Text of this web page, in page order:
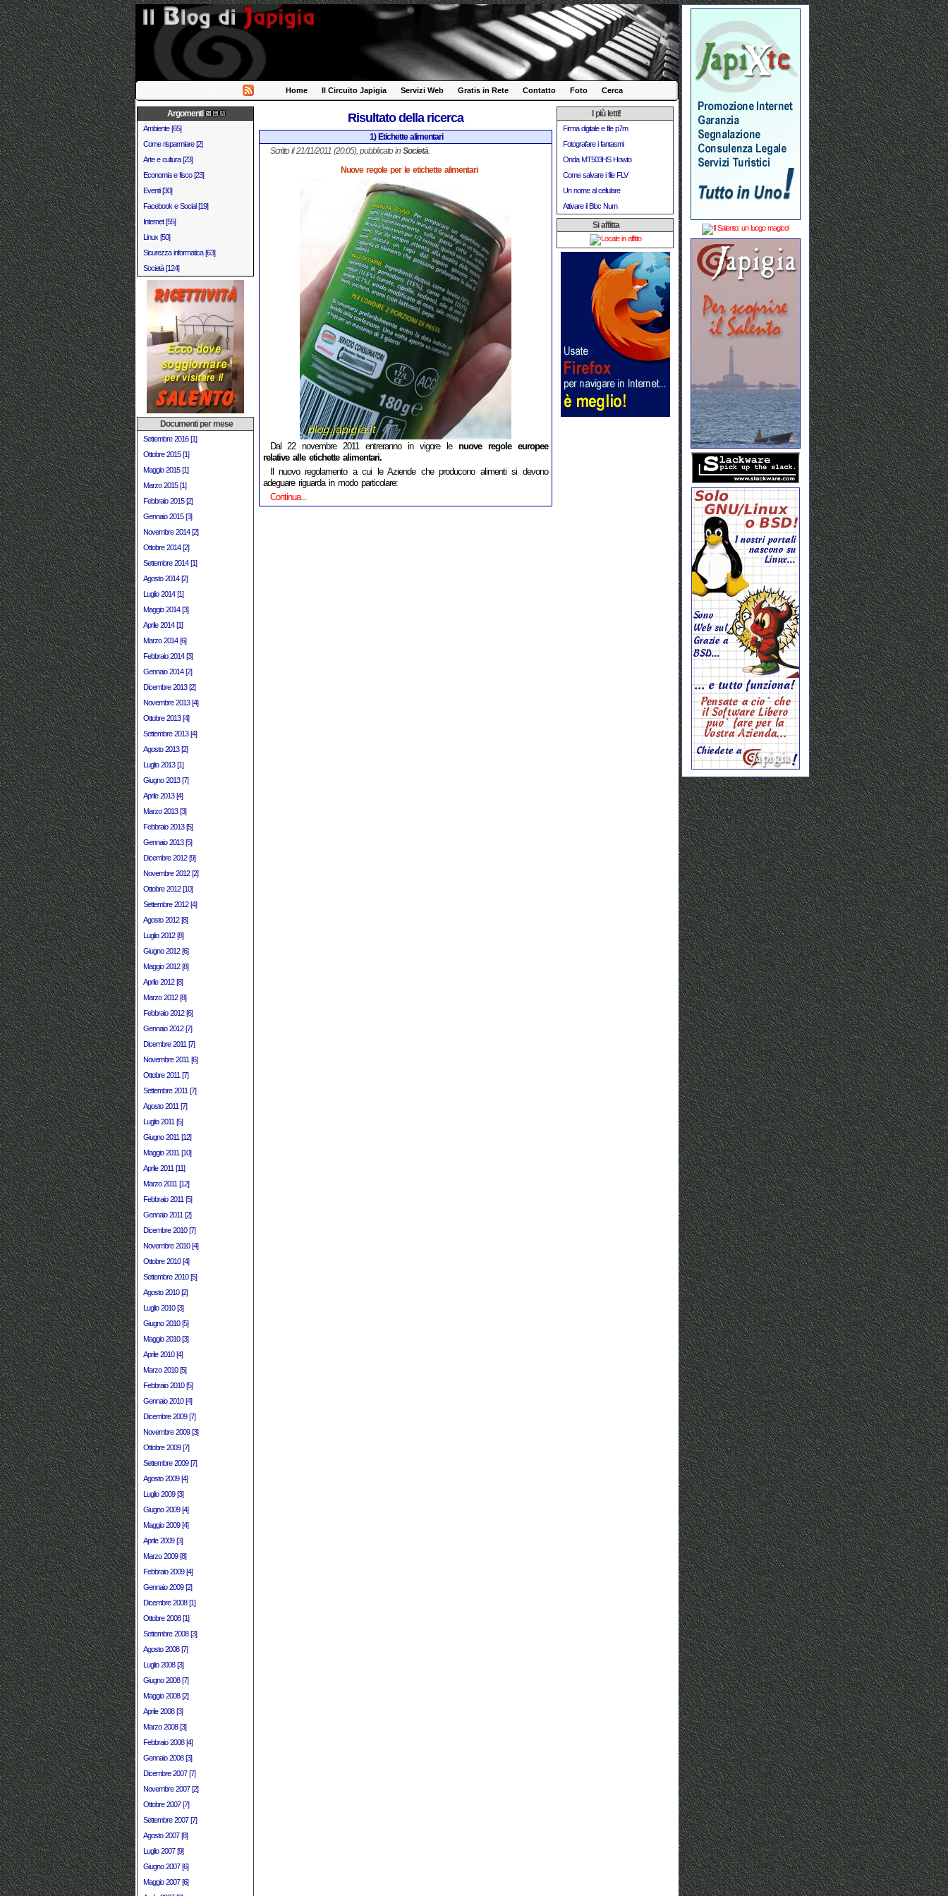
Home Il Circuito Japigia Servizi Web Gratis in Rete Contatto Foto Cerca
Argomenti
Ambiente [65]
Come risparmiare [2]
Arte e cultura [23]
Economia e fisco [23]
Eventi [30]
Facebook e Social [19]
Internet [55]
Linux [50]
Sicurezza informatica [63]
Società [124]
Documenti per mese
Settembre 2016 [1]
Ottobre 2015 [1]
Maggio 2015 [1]
Marzo 2015 [1]
Febbraio 2015 [2]
Gennaio 2015 [3]
Novembre 2014 [2]
Ottobre 2014 [2]
Settembre 2014 [1]
Agosto 2014 [2]
Luglio 2014 [1]
Maggio 2014 [3]
Aprile 2014 [1]
Marzo 2014 [6]
Febbraio 2014 [3]
Gennaio 2014 [2]
Dicembre 2013 [2]
Novembre 2013 [4]
Ottobre 2013 [4]
Settembre 2013 [4]
Agosto 2013 [2]
Luglio 2013 [1]
Giugno 2013 [7]
Aprile 2013 [4]
Marzo 2013 [3]
Febbraio 2013 [5]
Gennaio 2013 [5]
Dicembre 2012 [9]
Novembre 2012 [2]
Ottobre 2012 [10]
Settembre 2012 [4]
Agosto 2012 [8]
Luglio 2012 [8]
Giugno 2012 [6]
Maggio 2012 [8]
Aprile 2012 [8]
Marzo 2012 [8]
Febbraio 2012 [6]
Gennaio 2012 [7]
Dicembre 2011 [7]
Novembre 2011 [6]
Ottobre 2011 [7]
Settembre 2011 [7]
Agosto 2011 [7]
Luglio 2011 [5]
Giugno 2011 [12]
Maggio 2011 [10]
Aprile 2011 [11]
Marzo 2011 [12]
Febbraio 2011 [5]
Gennaio 2011 [2]
Dicembre 2010 [7]
Novembre 2010 [4]
Ottobre 2010 [4]
Settembre 2010 [5]
Agosto 2010 [2]
Luglio 2010 [3]
Giugno 2010 [5]
Maggio 2010 [3]
Aprile 2010 [4]
Marzo 2010 [5]
Febbraio 2010 [5]
Gennaio 2010 [4]
Dicembre 2009 [7]
Novembre 2009 [3]
Ottobre 2009 [7]
Settembre 2009 [7]
Agosto 2009 [4]
Luglio 2009 [3]
Giugno 2009 [4]
Maggio 2009 [4]
Aprile 2009 [3]
Marzo 2009 [8]
Febbraio 2009 [4]
Gennaio 2009 [2]
Dicembre 2008 [1]
Ottobre 2008 [1]
Settembre 2008 [3]
Agosto 2008 [7]
Luglio 2008 [3]
Giugno 2008 [7]
Maggio 2008 [2]
Aprile 2008 [3]
Marzo 2008 [3]
Febbraio 2008 [4]
Gennaio 2008 [3]
Dicembre 2007 [7]
Novembre 2007 [2]
Ottobre 2007 [7]
Settembre 2007 [7]
Agosto 2007 [8]
Luglio 2007 [9]
Giugno 2007 [6]
Maggio 2007 [6]
Risultato della ricerca
1) Etichette alimentari
Scritto il 21/11/2011 (20:05), pubblicato in Società.
Nuove regole per le etichette alimentari
Dal 22 novembre 2011 entreranno in vigore le nuove regole europee
relative alle etichette alimentari.
Il nuovo regolamento a cui le Aziende che producono alimenti si devono
adeguare riguarda in modo particolare:
Continua...
I più letti!
Firma digitale e file p7m
Fotografare i fantasmi
Onda MT503HS Howto
Come salvare i file FLV
Un nome al cellulare
Attivare il Bloc Num
Si affitta